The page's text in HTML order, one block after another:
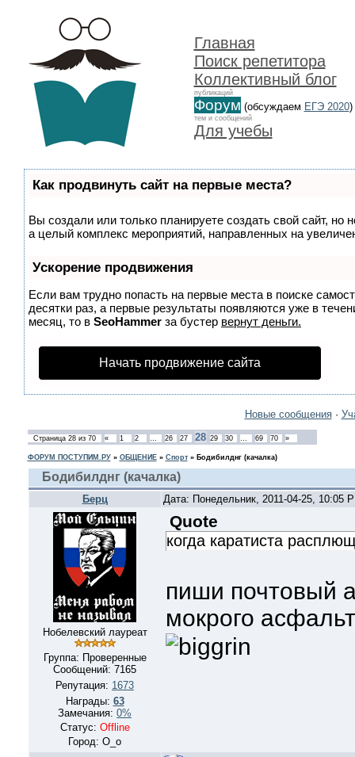
Главная
Поиск репетитора
Коллективный блог
публикаций
Форум (обсуждаем ЕГЭ 2020)
тем и сообщений
Для учебы
Как продвинуть сайт на первые места?
Вы создали или только планируете создать свой сайт, но
а целый комплекс мероприятий, направленных на
Ускорение продвижения
Если вам трудно попасть на первые места в поиске
десятки раз, а первые результаты появляются уже в
месяц, то в SeoHammer за бустер вернут деньги.
Начать продвижение сайта
Новые сообщения·
Страница 28из 70 « 1 2 … 26 27 28 29 30 … 69 70 »
ФОРУМ ПОСТУПИМ.РУ» ОБЩЕНИЕ» Спорт» Бодибилднг (качалка)
Бодибилднг (качалка)
Берц Дата: Понедельник, 2011-04-25, 10:05
Нобелевский лауреат
Группа: Проверенные
Сообщений: 7165
Репутация: 1673
Награды: 63
Замечания: 0%
Статус: Offline
Город: О_о
Quote
когда каратиста
пиши почтовый
мокрого